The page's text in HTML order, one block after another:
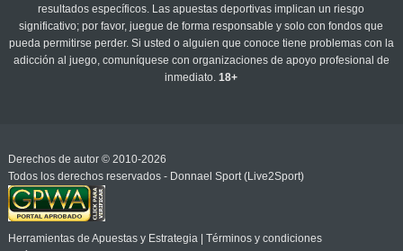
resultados específicos. Las apuestas deportivas implican un riesgo
significativo; por favor, juegue de forma responsable y solo con fondos que
pueda permitirse perder. Si usted o alguien que conoce tiene problemas con la
adicción al juego, comuníquese con organizaciones de apoyo profesional de
inmediato.18+
Derechos de autor © 2010-2026
Todos los derechos reservados - Donnael Sport (Live2Sport)
Herramientas de Apuestas y Estrategia| Términos y condiciones